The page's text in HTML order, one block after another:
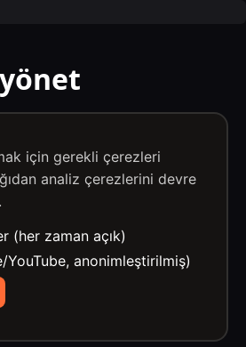
için gerekli çerezleri
analiz çerezlerini devre
(her zaman açık)
anonimleştirilmiş)